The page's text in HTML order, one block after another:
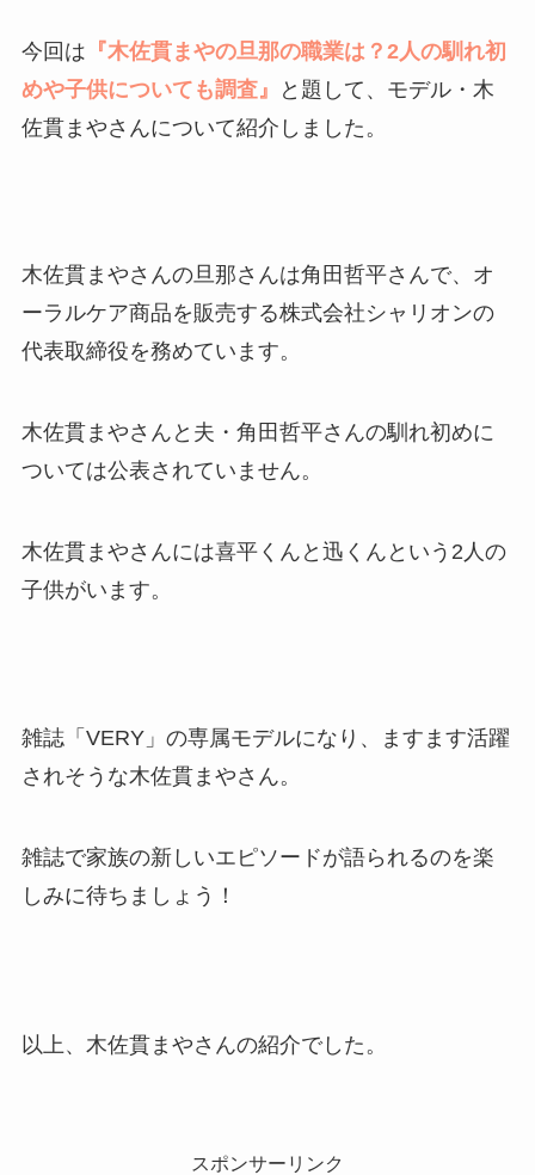
今回は 『木佐貫まやの旦那の職業は？2人の馴れ初
めや子供についても調査』
と題して、モデル・木
佐貫まやさんについて紹介しました。
木佐貫まやさんの旦那さんは角田哲平さんで、オ
ーラルケア商品を販売する株式会社シャリオンの
代表取締役を務めています。
木佐貫まやさんと夫・角田哲平さんの馴れ初めに
ついては公表されていません。
木佐貫まやさんには喜平くんと迅くんという2人の
子供がいます。
雑誌「VERY」の専属モデルになり、ますます活躍
されそうな木佐貫まやさん。
雑誌で家族の新しいエピソードが語られるのを楽
しみに待ちましょう！
以上、木佐貫まやさんの紹介でした。
スポンサーリンク